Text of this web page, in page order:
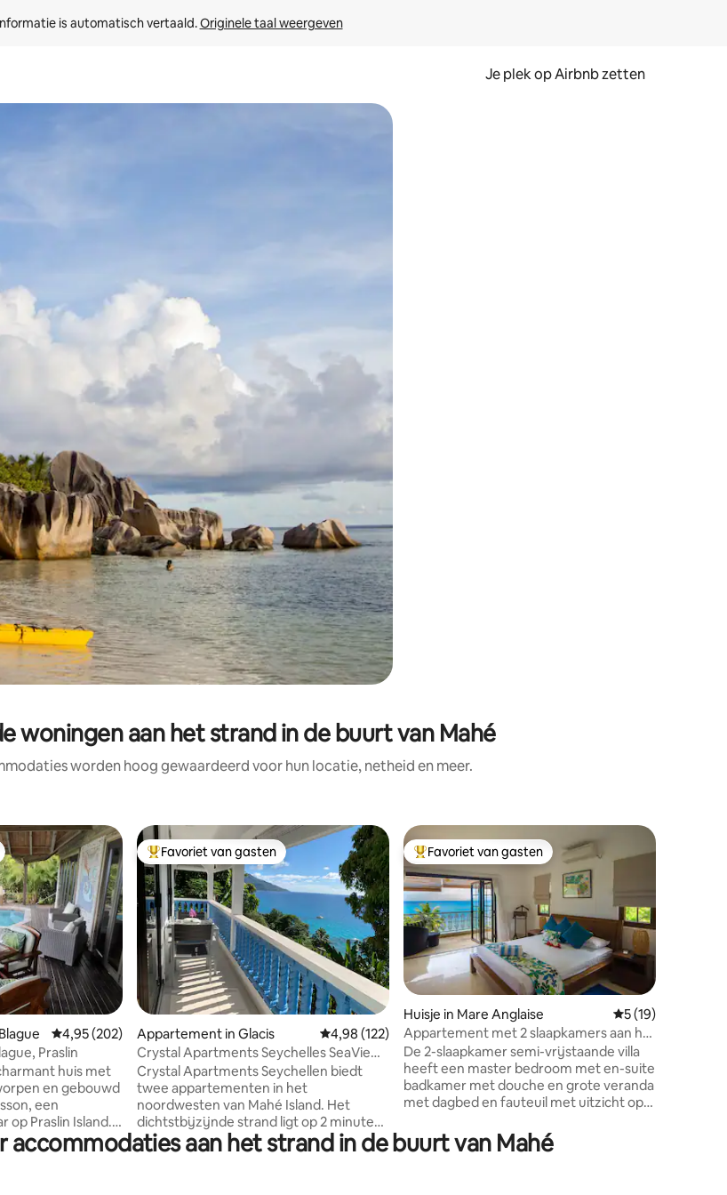
is automatisch vertaald. Originele taal weergeven
Je plek op Airbnb zetten
je de pijltjestoetsen omhoog en omlaag, óf door te tikken of swipen.
woningen aan het strand in de buurt van Mahé
worden hoog gewaardeerd voor hun locatie, netheid en meer.
5, 118 recensies
Gemiddelde beoordeling van 4,95 op 5, 202 recensies
4,95 (202)
Praslin
huis met
en gebouwd
een
op Praslin Island.
gebied van
is een
Topfavoriet van gasten
Favoriet van gasten
Appartement in Glacis Gemiddelde beoordeling van 4,98 op 5, 122 recensies
4,98 (122)
Crystal Apartments Seychelles SeaView
Upper Floor
Crystal Apartments Seychellen biedt
twee appartementen in het
noordwesten van Mahé Island. Het
dichtstbijzijnde strand ligt op 2 minuten
loopafstand, terwijl het beroemde Beau
Vallon Beach op slechts 5 minuten rijden
Topfavoriet van gasten
Favoriet van gasten
Huisje in Mare Anglaise Gemiddelde
5 (19)
Appartement met 2 slaapkamers aan het
strand - Belhorizon
De 2-slaapkamer semi-vrijstaande villa
heeft een master bedroom met en-suite
badkamer met douche en grote veranda
met dagbed en fauteuil met uitzicht op
de onderkant van de tuin. De kamer
heeft een eigen badkamer met douche
accommodaties aan het strand in de buurt van Mahé